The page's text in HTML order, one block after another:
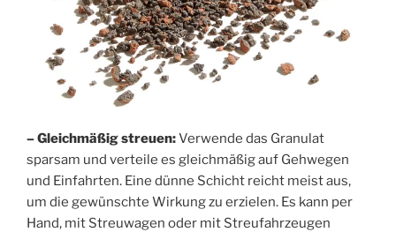
– Gleichmäßig streuen:Verwende das Granulat
sparsam und verteile es gleichmäßig auf Gehwegen
und Einfahrten. Eine dünne Schicht reicht meist aus,
um die gewünschte Wirkung zu erzielen. Es kann per
Hand, mit Streuwagen oder mit Streufahrzeugen